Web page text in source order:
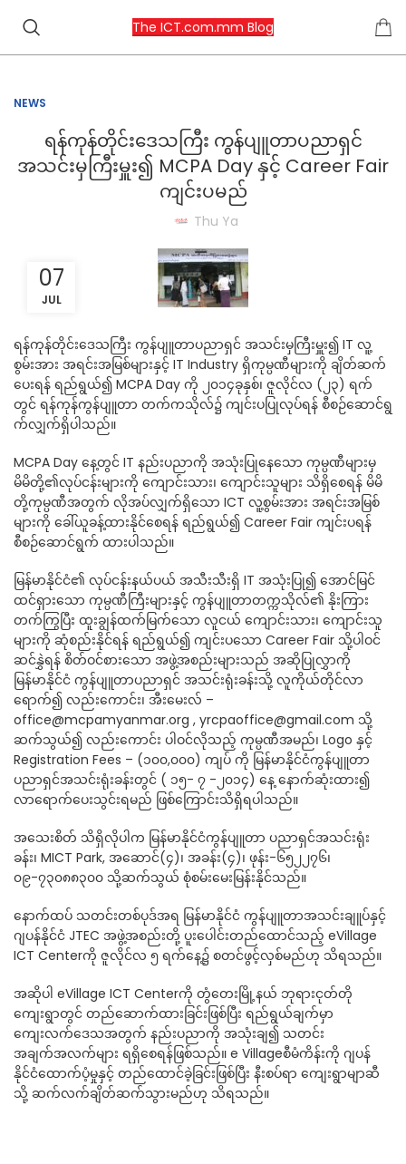
The ICT.com.mm Blog
NEWS
ရန်ကုန်တိုင်းဒေသကြီး ကွန်ပျူတာပညာရှင်
အသင်းမှကြီးမှူး၍ MCPA Day နှင့် Career Fair
ကျင်းပမည်
Thu Ya
07
JUL
ရန်ကုန်တိုင်းဒေသကြီး ကွန်ပျူတာပညာရှင် အသင်းမှကြီးမှူး၍ IT လူ့
စွမ်းအား အရင်းအမြစ်များနှင့် IT Industry ရှိကုမ္ပဏီများကို ချိတ်ဆက်
ပေးရန် ရည်ရွယ်၍ MCPA Day ကို ၂၀၁၄ခုနှစ်၊ ဇူလိုင်လ (၂၃) ရက်
တွင် ရန်ကုန်ကွန်ပျူတာ တက်ကသိုလ်၌ ကျင်းပပြုလုပ်ရန် စီစဉ်ဆောင်ရွ
က်လျှက်ရှိပါသည်။
MCPA Day နေ့တွင် IT နည်းပညာကို အသုံးပြုနေသော ကုမ္ပဏီများမှ
မိမိတို့၏လုပ်ငန်းများကို ကျောင်းသား၊ ကျောင်းသူများ သိရှိစေရန် မိမိ
တို့ကုမ္ပဏီအတွက် လိုအပ်လျှက်ရှိသော ICT လူ့စွမ်းအား အရင်းအမြစ်
များကို ခေါ်ယူခန့်ထားနိုင်စေရန် ရည်ရွယ်၍ Career Fair ကျင်းပရန်
စီစဉ်ဆောင်ရွက် ထားပါသည်။
မြန်မာနိုင်ငံ၏ လုပ်ငန်းနယ်ပယ် အသီးသီးရှိ IT အသုံးပြု၍ အောင်မြင်
ထင်ရှားသော ကုမ္ပဏီကြီးများနှင့် ကွန်ပျူတာတက္ကသိုလ်၏ နိုးကြား
တက်ကြွပြီး ထူးချွန်ထက်မြက်သော လူငယ် ကျောင်းသား၊ ကျောင်းသူ
များကို ဆုံစည်းနိုင်ရန် ရည်ရွယ်၍ ကျင်းပသော Career Fair သို့ပါဝင်
ဆင်နွှဲရန် စိတ်ဝင်စားသော အဖွဲ့အစည်းများသည် အဆိုပြုလွှာကို
မြန်မာနိုင်ငံ ကွန်ပျူတာပညာရှင် အသင်းရုံးခန်းသို့ လူကိုယ်တိုင်လာ
ရောက်၍ လည်းကောင်း၊ အီးမေးလ် –
office@mcpamyanmar.org , yrcpaoffice@gmail.com သို့
ဆက်သွယ်၍ လည်းကောင်း ပါဝင်လိုသည့် ကုမ္ပဏီအမည်၊ Logo နှင့်
Registration Fees – (၁၀၀,၀၀၀) ကျပ် ကို မြန်မာနိုင်ငံကွန်ပျူတာ
ပညာရှင်အသင်းရုံးခန်းတွင် ( ၁၅- ၇ -၂၀၁၄) နေ့ နောက်ဆုံးထား၍
လာရောက်ပေးသွင်းရမည် ဖြစ်ကြောင်းသိရှိရပါသည်။
အသေးစိတ် သိရှိလိုပါက မြန်မာနိုင်ငံကွန်ပျူတာ ပညာရှင်အသင်းရုံး
ခန်း၊ MICT Park, အဆောင်(၄)၊ အခန်း(၄)၊ ဖုန်း-၆၅၂၂၇၆၊
၀၉-၇၃၀၈၈၃၀၀ သို့ဆက်သွယ် စုံစမ်းမေးမြန်းနိုင်သည်။
နောက်ထပ် သတင်းတစ်ပုဒ်အရ မြန်မာနိုင်ငံ ကွန်ပျူတာအသင်းချူပ်နှင့်
ဂျပန်နိုင်ငံ JTEC အဖွဲ့အစည်းတို့ ပူးပေါင်းတည်ထောင်သည့် eVillage
ICT Centerကို ဇူလိုင်လ ၅ ရက်နေ့၌ စတင်ဖွင့်လှစ်မည်ဟု သိရသည်။
အဆိုပါ eVillage ICT Centerကို တွံတေးမြို့နယ် ဘုရားငုတ်တို
ကျေးရွာတွင် တည်ဆောက်ထားခြင်းဖြစ်ပြီး ရည်ရွယ်ချက်မှာ
ကျေးလက်ဒေသအတွက် နည်းပညာကို အသုံးချ၍ သတင်း
အချက်အလက်များ ရရှိစေရန်ဖြစ်သည်။ e Villageစီမံကိန်းကို ဂျပန်
နိုင်ငံထောက်ပံ့မှုနှင့် တည်ထောင်ခဲ့ခြင်းဖြစ်ပြီး နီးစပ်ရာ ကျေးရွာမျာဆီ
သို့ ဆက်လက်ချိတ်ဆက်သွားမည်ဟု သိရသည်။